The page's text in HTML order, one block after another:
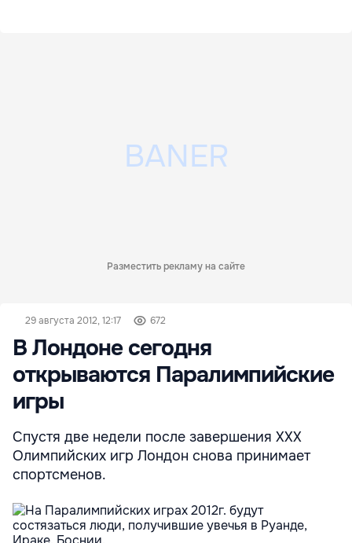
Разместить рекламу на сайте
29 августа 2012, 12:17 672
В Лондоне сегодня
открываются Паралимпийские
игры
Спустя две недели после завершения XXX
Олимпийских игр Лондон снова принимает
спортсменов.